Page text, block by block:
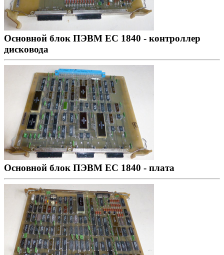
Основной блок ПЭВМ ЕС 1840 - контроллер
дисковода
Основной блок ПЭВМ ЕС 1840 - плата